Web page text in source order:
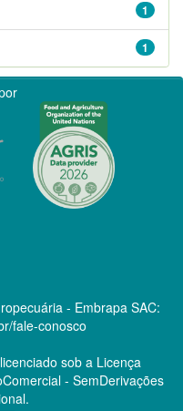
1
1
- Embrapa SAC:
fale-conosco
sob a Licença
- SemDerivações